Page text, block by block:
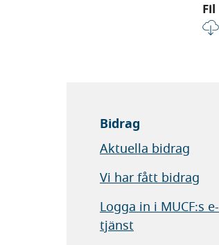
Fil
Bidrag
Aktuella bidrag
Vi har fått bidrag
Logga in i MUCF:s e-
tjänst